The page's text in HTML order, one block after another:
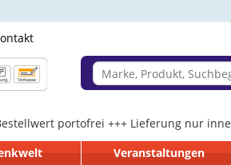
portofrei +++ Lieferung nur
Veranstaltungen